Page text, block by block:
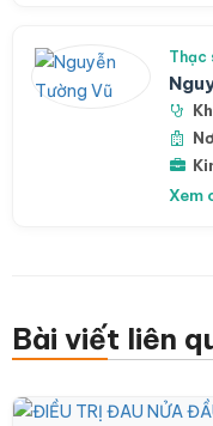
Thạc
Xem
Bài viết liên